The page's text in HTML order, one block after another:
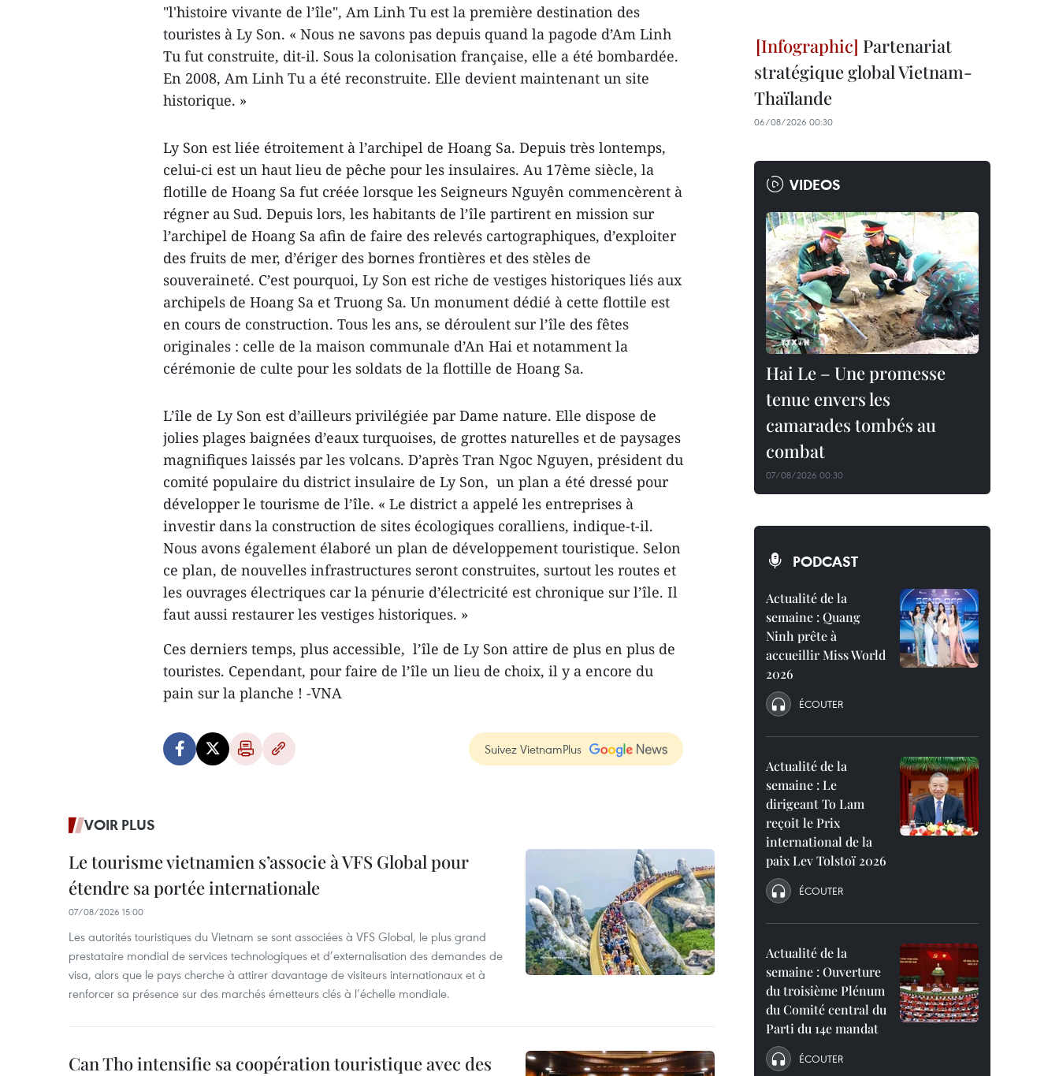
"l'histoire vivante de l’île", Am Linh Tu est la première destination des
touristes à Ly Son. « Nous ne savons pas depuis quand la pagode d’Am Linh
Tu fut construite, dit-il. Sous la colonisation française, elle a été bombardée.
En 2008, Am Linh Tu a été reconstruite. Elle devient maintenant un site
historique. »
Ly Son est liée étroitement à l’archipel de Hoang Sa. Depuis très lontemps,
celui-ci est un haut lieu de pêche pour les insulaires. Au 17ème siècle, la
flotille de Hoang Sa fut créée lorsque les Seigneurs Nguyên commencèrent à
régner au Sud. Depuis lors, les habitants de l’île partirent en mission sur
l’archipel de Hoang Sa afin de faire des relevés cartographiques, d’exploiter
des fruits de mer, d’ériger des bornes frontières et des stèles de
souveraineté. C’est pourquoi, Ly Son est riche de vestiges historiques liés aux
archipels de Hoang Sa et Truong Sa. Un monument dédié à cette flottile est
en cours de construction. Tous les ans, se déroulent sur l’île des fêtes
originales : celle de la maison communale d’An Hai et notamment la
cérémonie de culte pour les soldats de la flottille de Hoang Sa.
L’île de Ly Son est d’ailleurs privilégiée par Dame nature. Elle dispose de
jolies plages baignées d’eaux turquoises, de grottes naturelles et de paysages
magnifiques laissés par les volcans. D’après Tran Ngoc Nguyen, président du
comité populaire du district insulaire de Ly Son, un plan a été dressé pour
développer le tourisme de l’île. « Le district a appelé les entreprises à
investir dans la construction de sites écologiques coralliens, indique-t-il.
Nous avons également élaboré un plan de développement touristique. Selon
ce plan, de nouvelles infrastructures seront construites, surtout les routes et
les ouvrages électriques car la pénurie d’électricité est chronique sur l’île. Il
faut aussi restaurer les vestiges historiques. »
Ces derniers temps, plus accessible, l’île de Ly Son attire de plus en plus de
touristes. Cependant, pour faire de l’île un lieu de choix, il y a encore du
pain sur la planche ! -VNA
Suivez VietnamPlus
VOIR PLUS
Le tourisme vietnamien s’associe à VFS Global pour
étendre sa portée internationale
07/08/2026 15:00
Les autorités touristiques du Vietnam se sont associées à VFS Global, le plus grand
prestataire mondial de services technologiques et d’externalisation des demandes de
visa, alors que le pays cherche à attirer davantage de visiteurs internationaux et à
renforcer sa présence sur des marchés émetteurs clés à l’échelle mondiale.
Can Tho intensifie sa coopération touristique avec des
Partenariat
stratégique global Vietnam-
Thaïlande
06/08/2026 00:30
VIDEOS
Hai Le – Une promesse
tenue envers les
camarades tombés au
combat
07/08/2026 00:30
PODCAST
Actualité de la
semaine : Quang
Ninh prête à
accueillir Miss World
2026
ÉCOUTER
Actualité de la
semaine : Le
dirigeant To Lam
reçoit le Prix
international de la
paix Lev Tolstoï 2026
ÉCOUTER
Actualité de la
semaine : Ouverture
du troisième Plénum
du Comité central du
Parti du 14e mandat
ÉCOUTER